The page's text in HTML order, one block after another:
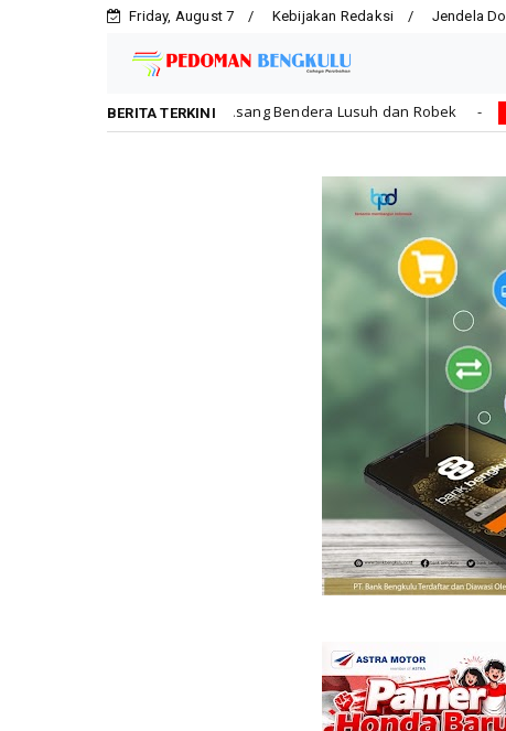
Friday, August 7 Kebijakan Redaksi Jendela
BERITA TERKINI
Pasang Bendera Lusuh dan Robek Daerah Bersama